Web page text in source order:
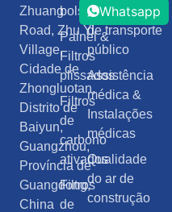
bolso
Painel &
Filtros
plissados
Filtros
de
carbono
ativados
Filtros
de
Infraestrutura
de transporte
público
Assistência
médica &
Instalações
médicas
Qualidade
do ar de
construção
Zhuang
Road, Zhu Yi
Village,
Cidade de
Zhongluotan,
Distrito de
Baiyun,
Guangzhou,
Província de
Guangdong,
China
Whatsapp